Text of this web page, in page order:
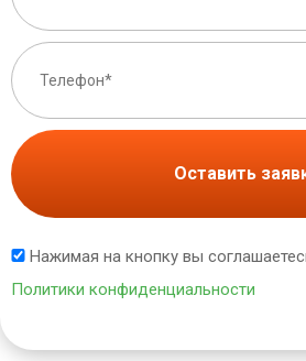
Оставить
Нажимая на кнопку вы
Политики конфиденциальности